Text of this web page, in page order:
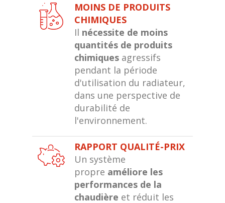
MOINS DE PRODUITS
CHIMIQUES
Il nécessite de moins
quantités de produits
chimiques agressifs
pendant la période
d'utilisation du radiateur,
dans une perspective de
durabilité de
l'environnement.
RAPPORT QUALITÉ-PRIX
Un système
propre améliore les
performances de la
chaudière et réduit les